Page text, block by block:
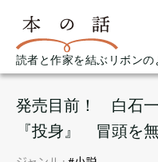
読者と作家を結ぶリボン
発売目前！ 白石一
『投身』 冒頭を